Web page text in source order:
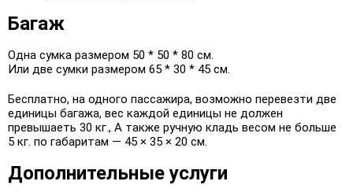
Багаж
Одна сумка размером 50 * 50 * 80 см.
Или две сумки размером 65 * 30 * 45 см.
Бесплатно, на одного пассажира, возможно перевезти две
единицы багажа, вес каждой единицы не должен
превышаеть 30 кг., А также ручную кладь весом не больше
5 кг. по габаритам — 45 × 35 × 20 см.
Дополнительные услуги